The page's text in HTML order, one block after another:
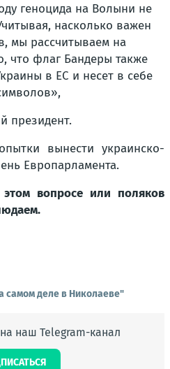
геноцида на Волыни не
насколько важен
мы рассчитываем на
что флаг Бандеры также
в ЕС и несет в себе
президент.
вынести украинско-
Европарламента.
вопросе или поляков
самом деле в Николаеве"
наш Telegram-канал